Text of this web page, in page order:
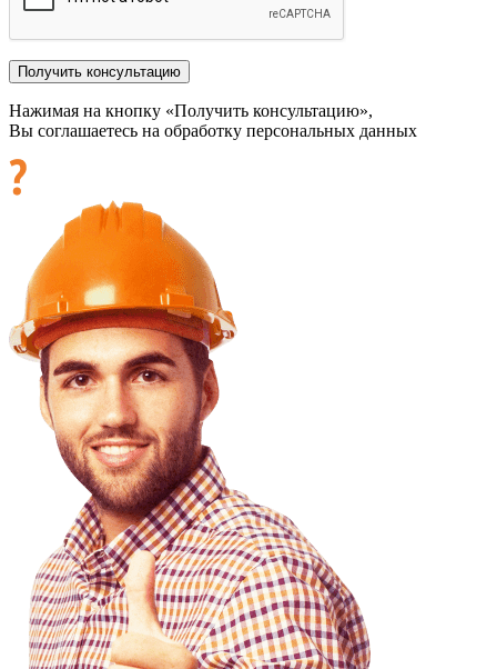
Нажимая на кнопку «Получить консультацию»,
Вы соглашаетесь на обработку персональных данных